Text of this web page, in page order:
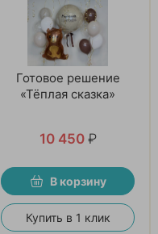
Готовое решение
«Тёплая сказка»
10 450 ₽
В корзину
Купить в 1 клик